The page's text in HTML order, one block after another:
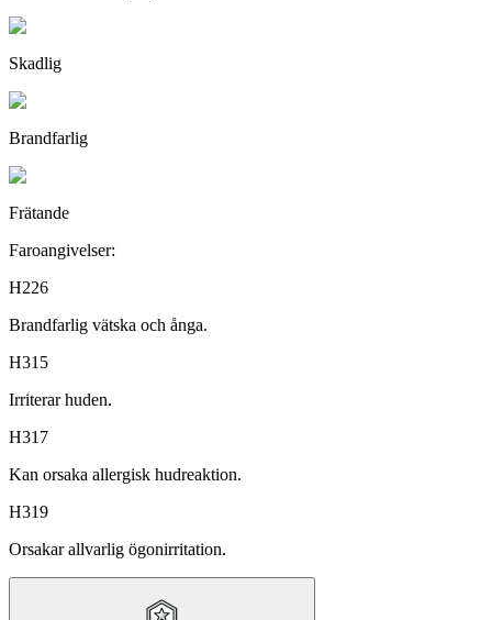
Skadlig
Brandfarlig
Frätande
Faroangivelser:
H226
Brandfarlig vätska och ånga.
H315
Irriterar huden.
H317
Kan orsaka allergisk hudreaktion.
H319
Orsakar allvarlig ögonirritation.